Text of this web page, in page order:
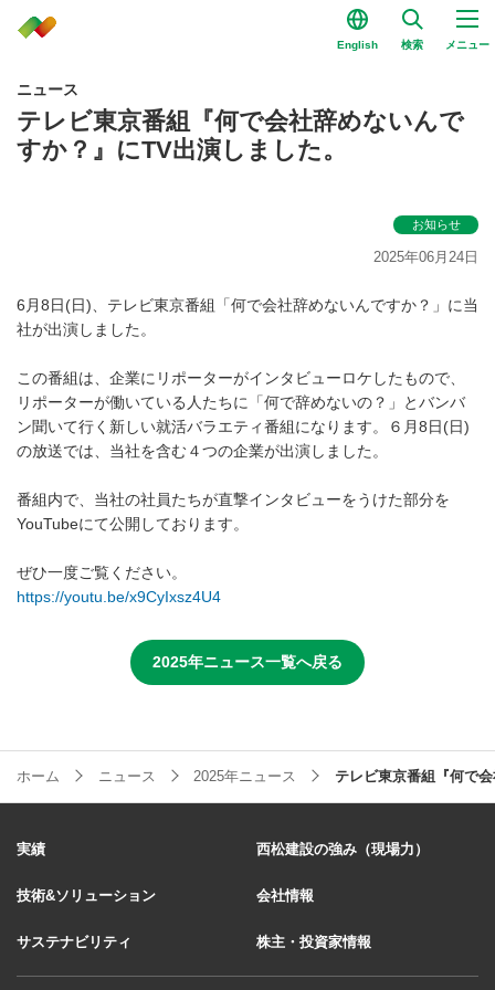
English 検索 メニュー
ニュース
テレビ東京番組『何で会社辞めないんで
すか？』にTV出演しました。
お知らせ
2025年06月24日
6月8日(日)、テレビ東京番組「何で会社辞めないんですか？」に当
社が出演しました。
この番組は、企業にリポーターがインタビューロケしたもので、
リポーターが働いている人たちに「何で辞めないの？」とバンバ
ン聞いて行く新しい就活バラエティ番組になります。６月8日(日)
の放送では、当社を含む４つの企業が出演しました。
番組内で、当社の社員たちが直撃インタビューをうけた部分を
YouTubeにて公開しております。
ぜひ一度ご覧ください。
https://youtu.be/x9CyIxsz4U4
2025年ニュース一覧へ戻る
ホーム ニュース 2025年ニュース テレビ東京番組『何で
実績 西松建設の強み（現場力）
技術&ソリューション 会社情報
サステナビリティ 株主・投資家情報